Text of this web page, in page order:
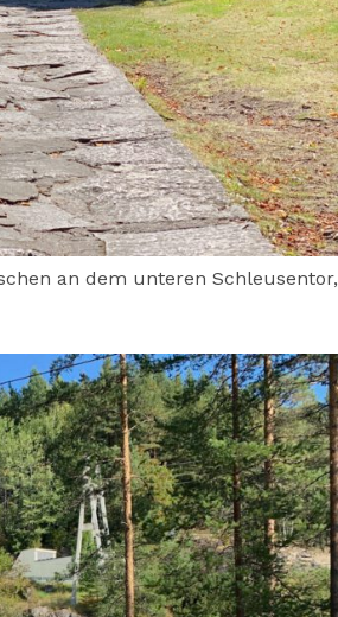
an dem unteren Schleusentor,